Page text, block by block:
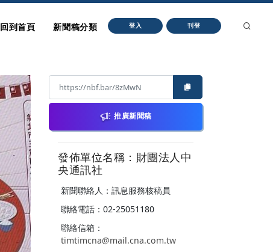
回到首頁 新聞稿分類 登入 刊登
推廣新聞稿
發佈單位名稱：財團法人中
央通訊社
新聞聯絡人：訊息服務核稿員
聯絡電話：02-25051180
聯絡信箱：
timtimcna@mail.cna.com.tw